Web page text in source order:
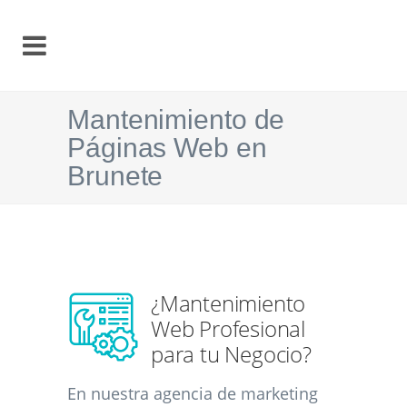
Mantenimiento de
Páginas Web en
Brunete
¿Mantenimiento
Web Profesional
para tu Negocio?
En nuestra agencia de marketing